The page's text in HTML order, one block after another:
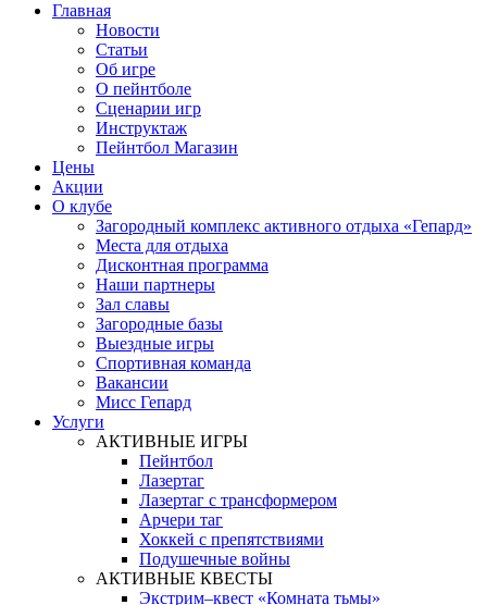
Главная
Новости
Статьи
Об игре
О пейнтболе
Сценарии игр
Инструктаж
Пейнтбол Магазин
Цены
Акции
О клубе
Загородный комплекс активного отдыха «Гепард»
Места для отдыха
Дисконтная программа
Наши партнеры
Зал славы
Загородные базы
Выездные игры
Спортивная команда
Вакансии
Мисс Гепард
Услуги
АКТИВНЫЕ ИГРЫ
Пейнтбол
Лазертаг
Лазертаг с трансформером
Арчери таг
Хоккей с препятствиями
Подушечные войны
АКТИВНЫЕ КВЕСТЫ
Экстрим–квест «Комната тьмы»